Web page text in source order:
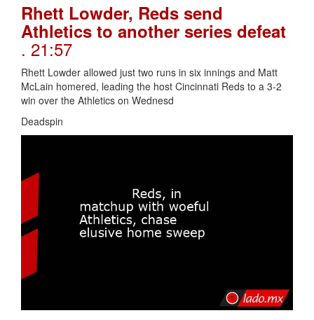
Rhett Lowder, Reds send
Athletics to another series defeat
. 21:57
Rhett Lowder allowed just two runs in six innings and Matt
McLain homered, leading the host Cincinnati Reds to a 3-2
win over the Athletics on Wednesd
Deadspin